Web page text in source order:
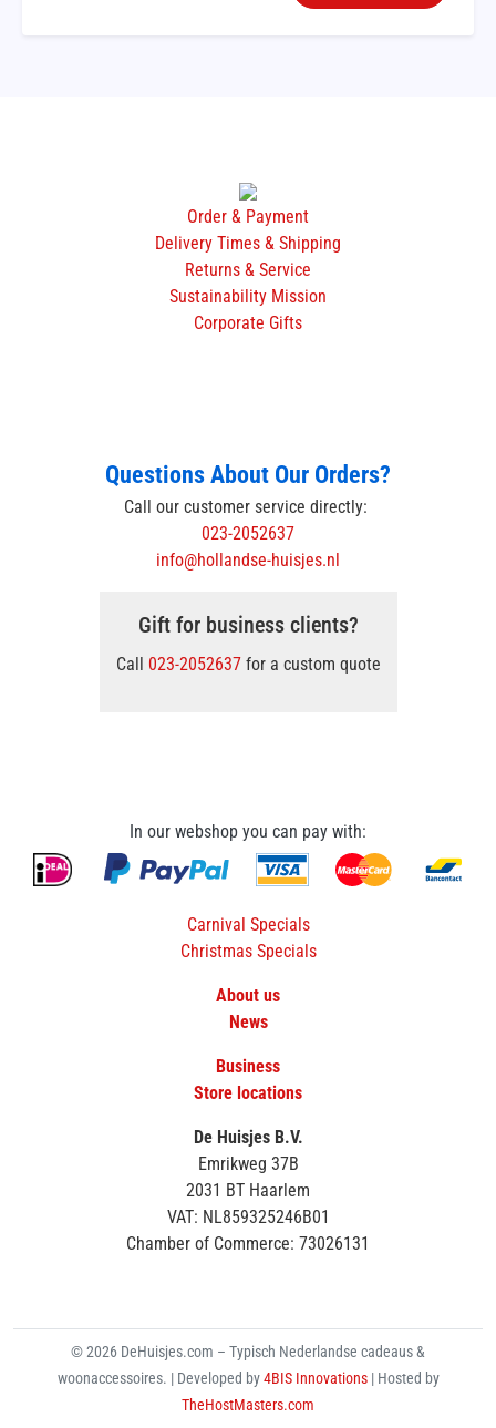
Order & Payment
Delivery Times & Shipping
Returns & Service
Sustainability Mission
Corporate Gifts
Questions About Our Orders?
Call our customer service directly:
023-2052637
info@hollandse-huisjes.nl
Gift for business clients?
Call 023-2052637for a custom quote
In our webshop you can pay with:
Carnival Specials
Christmas Specials
About us
News
Business
Store locations
De Huisjes B.V.
Emrikweg 37B
2031 BT Haarlem
VAT: NL859325246B01
Chamber of Commerce: 73026131
© 2026 DeHuisjes.com – Typisch Nederlandse cadeaus &
woonaccessoires. | Developed by4BIS Innovations | Hosted by
TheHostMasters.com